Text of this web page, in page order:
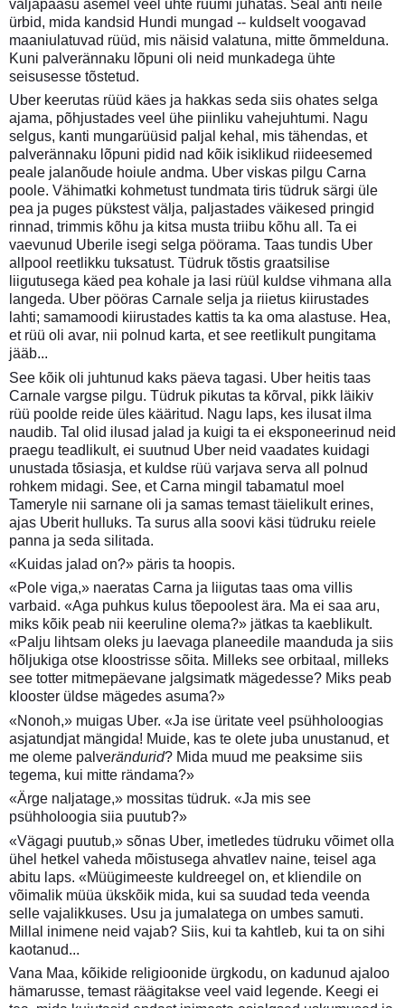
väljapääsu asemel veel ühte ruumi juhatas. Seal anti neile
ürbid, mida kandsid Hundi mungad -- kuldselt voogavad
maaniulatuvad rüüd, mis näisid valatuna, mitte õmmelduna.
Kuni palverännaku lõpuni oli neid munkadega ühte
seisusesse tõstetud.
Uber keerutas rüüd käes ja hakkas seda siis ohates selga
ajama, põhjustades veel ühe piinliku vahejuhtumi. Nagu
selgus, kanti mungarüüsid paljal kehal, mis tähendas, et
palverännaku lõpuni pidid nad kõik isiklikud riideesemed
peale jalanõude hoiule andma. Uber viskas pilgu Carna
poole. Vähimatki kohmetust tundmata tiris tüdruk särgi üle
pea ja puges pükstest välja, paljastades väikesed pringid
rinnad, trimmis kõhu ja kitsa musta triibu kõhu all. Ta ei
vaevunud Uberile isegi selga pöörama. Taas tundis Uber
allpool reetlikku tuksatust. Tüdruk tõstis graatsilise
liigutusega käed pea kohale ja lasi rüül kuldse vihmana alla
langeda. Uber pööras Carnale selja ja riietus kiirustades
lahti; samamoodi kiirustades kattis ta ka oma alastuse. Hea,
et rüü oli avar, nii polnud karta, et see reetlikult pungitama
jääb...
See kõik oli juhtunud kaks päeva tagasi. Uber heitis taas
Carnale vargse pilgu. Tüdruk pikutas ta kõrval, pikk läikiv
rüü poolde reide üles kääritud. Nagu laps, kes ilusat ilma
naudib. Tal olid ilusad jalad ja kuigi ta ei eksponeerinud neid
praegu teadlikult, ei suutnud Uber neid vaadates kuidagi
unustada tõsiasja, et kuldse rüü varjava serva all polnud
rohkem midagi. See, et Carna mingil tabamatul moel
Tameryle nii sarnane oli ja samas temast täielikult erines,
ajas Uberit hulluks. Ta surus alla soovi käsi tüdruku reiele
panna ja seda silitada.
«Kuidas jalad on?» päris ta hoopis.
«Pole viga,» naeratas Carna ja liigutas taas oma villis
varbaid. «Aga puhkus kulus tõepoolest ära. Ma ei saa aru,
miks kõik peab nii keeruline olema?» jätkas ta kaeblikult.
«Palju lihtsam oleks ju laevaga planeedile maanduda ja siis
hõljukiga otse kloostrisse sõita. Milleks see orbitaal, milleks
see totter mitmepäevane jalgsimatk mägedesse? Miks peab
klooster üldse mägedes asuma?»
«Nonoh,» muigas Uber. «Ja ise üritate veel psühholoogias
asjatundjat mängida! Muide, kas te olete juba unustanud, et
me oleme palverändurid? Mida muud me peaksime siis
tegema, kui mitte rändama?»
«Ärge naljatage,» mossitas tüdruk. «Ja mis see
psühholoogia siia puutub?»
«Vägagi puutub,» sõnas Uber, imetledes tüdruku võimet olla
ühel hetkel vaheda mõistusega ahvatlev naine, teisel aga
abitu laps. «Müügimeeste kuldreegel on, et kliendile on
võimalik müüa ükskõik mida, kui sa suudad teda veenda
selle vajalikkuses. Usu ja jumalatega on umbes samuti.
Millal inimene neid vajab? Siis, kui ta kahtleb, kui ta on sihi
kaotanud...
Vana Maa, kõikide religioonide ürgkodu, on kadunud ajaloo
hämarusse, temast räägitakse veel vaid legende. Keegi ei